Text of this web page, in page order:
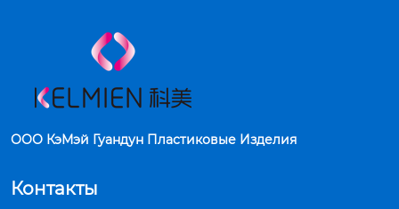
ООО КэМэй Гуандун Пластиковые Изделия
Контакты